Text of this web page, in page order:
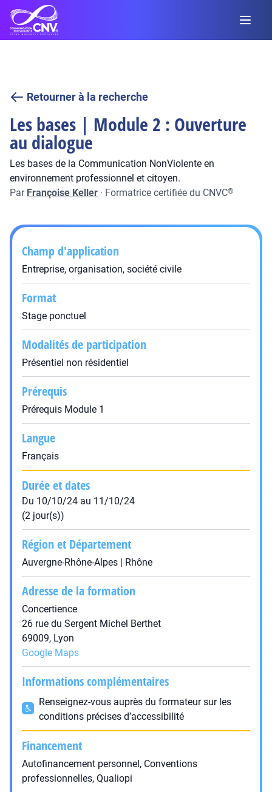
Retourner à la recherche
Les bases | Module 2 : Ouverture
au dialogue
Les bases de la Communication NonViolente en
environnement professionnel et citoyen.
Par Françoise Keller · Formatrice certifiée du CNVC®
Champ d'application
Entreprise, organisation, société civile
Format
Stage ponctuel
Modalités de participation
Présentiel non résidentiel
Prérequis
Prérequis Module 1
Langue
Français
Durée et dates
Du 10/10/24 au 11/10/24
(2 jour(s))
Région et Département
Auvergne-Rhône-Alpes | Rhône
Adresse de la formation
Concertience
26 rue du Sergent Michel Berthet
69009, Lyon
Google Maps
Informations complémentaires
Renseignez-vous auprès du formateur sur les
conditions précises d’accessibilité
Financement
Autofinancement personnel, Conventions
professionnelles, Qualiopi